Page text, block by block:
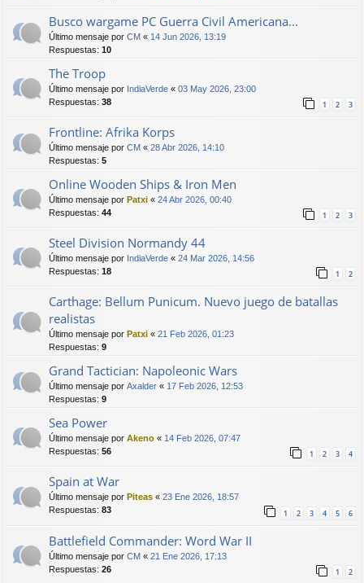
Busco wargame PC Guerra Civil Americana...
Último mensaje por CM « 14 Jun 2026, 13:19
Respuestas: 10
The Troop
Último mensaje por IndiaVerde « 03 May 2026, 23:00
Respuestas: 38 1 2 3
Frontline: Afrika Korps
Último mensaje por CM « 28 Abr 2026, 14:10
Respuestas: 5
Online Wooden Ships & Iron Men
Último mensaje por Patxi « 24 Abr 2026, 00:40
Respuestas: 44 1 2 3
Steel Division Normandy 44
Último mensaje por IndiaVerde « 24 Mar 2026, 14:56
Respuestas: 18 1 2
Carthage: Bellum Punicum. Nuevo juego de batallas
realistas
Último mensaje por Patxi « 21 Feb 2026, 01:23
Respuestas: 9
Grand Tactician: Napoleonic Wars
Último mensaje por Axalder « 17 Feb 2026, 12:53
Respuestas: 9
Sea Power
Último mensaje por Akeno « 14 Feb 2026, 07:47
Respuestas: 56 1 2 3 4
Spain at War
Último mensaje por Piteas « 23 Ene 2026, 18:57
Respuestas: 83 1 2 3 4 5 6
Battlefield Commander: Word War II
Último mensaje por CM « 21 Ene 2026, 17:13
Respuestas: 26 1 2